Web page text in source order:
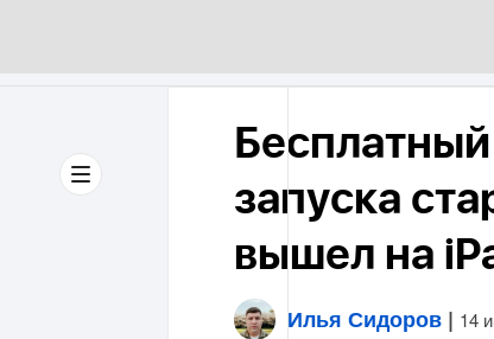
запуска
вышел на
Илья Сидоров | 14